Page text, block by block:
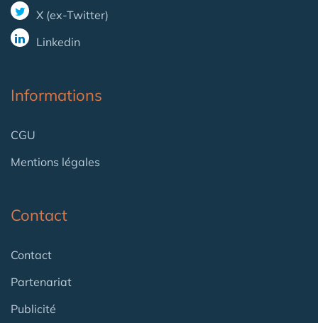
X (ex-Twitter)
Linkedin
Informations
CGU
Mentions légales
Contact
Contact
Partenariat
Publicité